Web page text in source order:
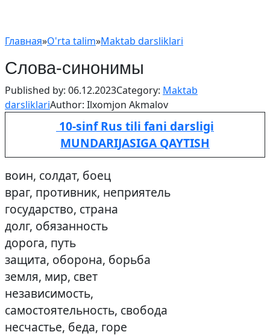
Главная»O'rta talim»Maktab darsliklari
Слова-синонимы
Published by: 06.12.2023Category: Maktab
darsliklariAuthor: Ilxomjon Akmalov
10-sinf Rus tili fani darsligi
MUNDARIJASIGA QAYTISH
воин, солдат, боец
враг, противник, неприятель
государство, страна
долг, обязанность
дорога, путь
защита, оборона, борьба
земля, мир, свет
независимость,
самостоятельность, свобода
несчастье, беда, горе